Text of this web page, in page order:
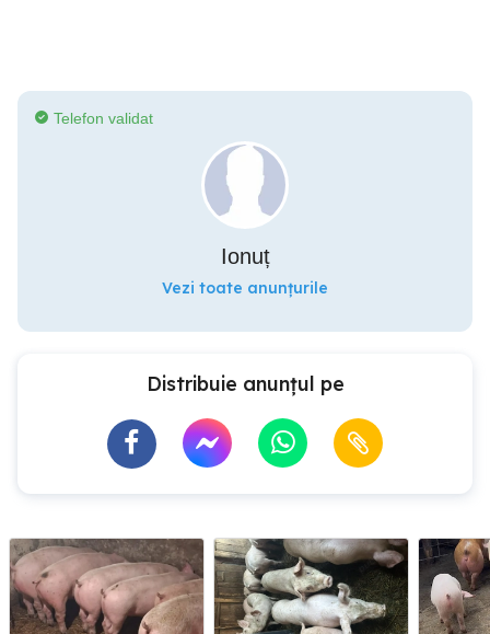
Telefon validat
Ionuț
Vezi toate anunțurile
Distribuie anunțul pe